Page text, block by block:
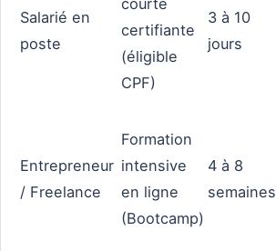
Salarié en
poste
certifiante
(éligible
CPF)
3 à 10
jours
Entrepreneur
/ Freelance
Formation
intensive
en ligne
(Bootcamp)
4 à 8
semaines